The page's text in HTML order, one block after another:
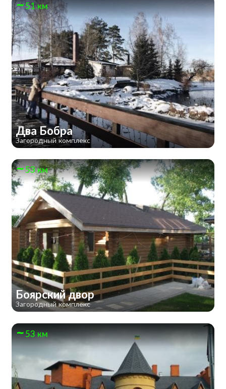
51 км
Два Бобра
Загородный комплекс
53 км
Боярский двор
Загородный комплекс
53 км